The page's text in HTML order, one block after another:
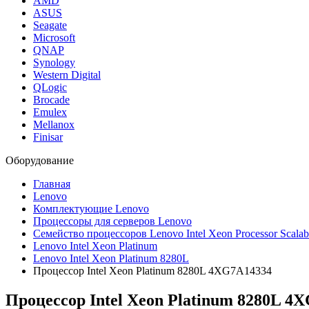
ASUS
Seagate
Microsoft
QNAP
Synology
Western Digital
QLogic
Brocade
Emulex
Mellanox
Finisar
Оборудование
Главная
Lenovo
Комплектующие Lenovo
Процессоры для серверов Lenovo
Семейство процессоров Lenovo Intel Xeon Processor
Lenovo Intel Xeon Platinum
Lenovo Intel Xeon Platinum 8280L
Процессор Intel Xeon Platinum 8280L 4XG7A14334
Процессор Intel Xeon Platinum 8280L